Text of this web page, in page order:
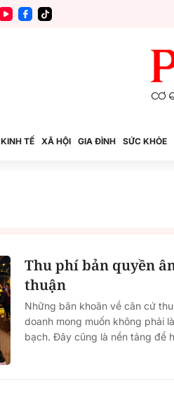
KINH TẾ XÃ HỘI GIA ĐÌNH SỨC KHỎE
Thu phí bản quyền
thuận
Những băn khoăn về căn cứ
doanh mong muốn không phải
bạch. Đây cũng là nền tảng để